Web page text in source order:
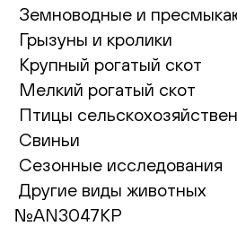
Земноводные и
Грызуны и кролики
Крупный рогатый скот
Мелкий рогатый скот
Птицы
Свиньи
Сезонные исследования
Другие виды животных
№AN3047КР